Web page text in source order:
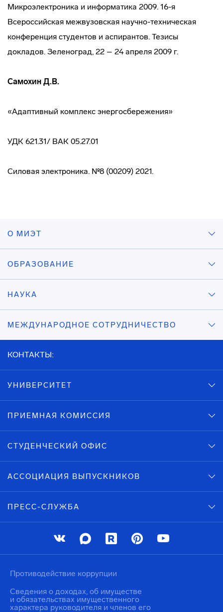
Микроэлектроника и информатика 2009. 16-я
Всероссийская межвузовская научно-техническая
конференция студентов и аспирантов. Тезисы
докладов. Зеленоград, 22 – 24 апреля 2009 г.
Самохин Д.В.
«Адаптивный комплекс энергосбережения»
УДК 621.31/ ВАК 05.27.01
Силовая электроника. №8 (00209) 2021.
О МИЭТ
ОБРАЗОВАНИЕ
НАУКА
МЕЖДУНАРОДНОЕ СОТРУДНИЧЕСТВО
КОНТАКТЫ:
УНИВЕРСИТЕТ
ПРИЕМНАЯ КОМИССИЯ
СТУДЕНЧЕСКИЙ ОФИС
АССОЦИАЦИЯ ВЫПУСКНИКОВ
ПРЕСС-СЛУЖБА
Противодействие коррупции
Сведения о доходах, об имуществе
и обязательствах имущественного
характера руководителя и членов его